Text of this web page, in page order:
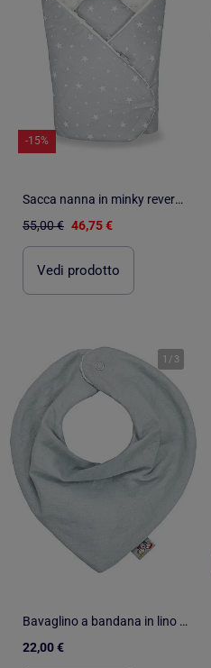
-15%
Sacca nanna in minky reversibile per fasciatura, stella | SEVIRA KIDS
55,00 € 46,75 €
Vedi prodotto
1 / 3
Bavaglino a bandana in lino | SEVIRA KIDS
22,00 €